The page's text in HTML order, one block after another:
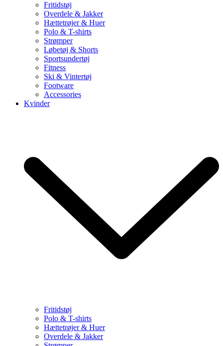
Fritidstøj
Overdele & Jakker
Hættetrøjer & Huer
Polo & T-shirts
Strømper
Løbetøj & Shorts
Sportsundertøj
Fitness
Ski & Vintertøj
Footware
Accessories
Kvinder
Fritidstøj
Polo & T-shirts
Hættetrøjer & Huer
Overdele & Jakker